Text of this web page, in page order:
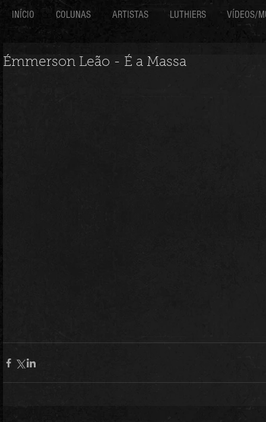
INÍCIO COLUNAS ARTISTAS LUTHIERS VÍDEOS/
Émmerson Leão - É a Massa